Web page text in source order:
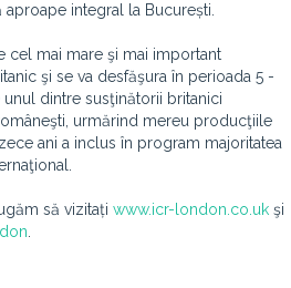
integral la București.
cel mai mare şi mai important
şi se va desfăşura în perioada 5 -
dintre susţinătorii britanici
urmărind mereu producţiile
ani a inclus în program majoritatea
internaţional.
să vizitați www.icr-london.co.uk şi